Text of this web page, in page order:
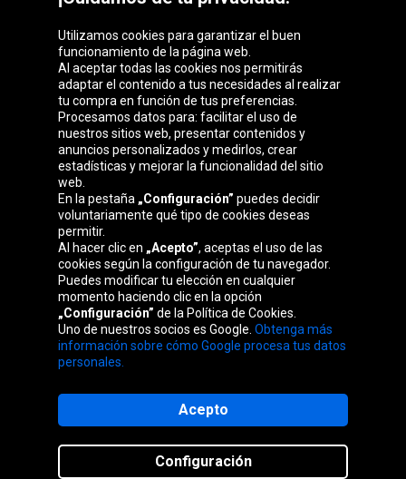
Grupo Oponeo
Belgique
republika
France Italia Magyarország Nederland
Österreich Polska
Slovenská
republika
United
Kingdom
Mapa del sitio web
Utilizamos cookies para garantizar el buen
funcionamiento de la página web.
Al aceptar todas las cookies nos permitirás
adaptar el contenido a tus necesidades al realizar
tu compra en función de tus preferencias.
Procesamos datos para: facilitar el uso de
nuestros sitios web, presentar contenidos y
anuncios personalizados y medirlos, crear
estadísticas y mejorar la funcionalidad del sitio
web.
En la pestaña „Configuración” puedes decidir
voluntariamente qué tipo de cookies deseas
permitir.
Al hacer clic en „Acepto”, aceptas el uso de las
cookies según la configuración de tu navegador.
Puedes modificar tu elección en cualquier
momento haciendo clic en la opción
„Configuración” de la Política de Cookies.
Uno de nuestros socios es Google. Obtenga más
información sobre cómo Google procesa tus datos
personales.
Configuración
Acepto